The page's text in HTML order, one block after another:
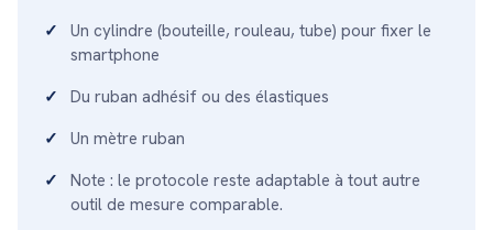
Un cylindre (bouteille, rouleau, tube) pour fixer le
smartphone
Du ruban adhésif ou des élastiques
Un mètre ruban
Note : le protocole reste adaptable à tout autre
outil de mesure comparable.